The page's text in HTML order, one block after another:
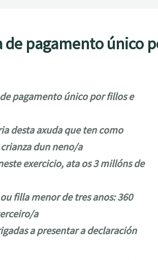
pagamento único
pagamento único por fillos e
desta axuda que ten como
dun neno/a
exercicio, ata os 3 millóns de
filla menor de tres anos: 360
a
a presentar a declaración